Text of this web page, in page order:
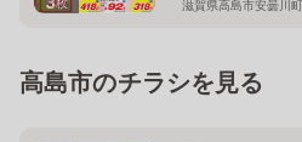
滋賀県高島市安曇川
高島市のチラシを見る